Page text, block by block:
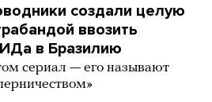
создали целую
ввозить
в Бразилию
сериал — его называют